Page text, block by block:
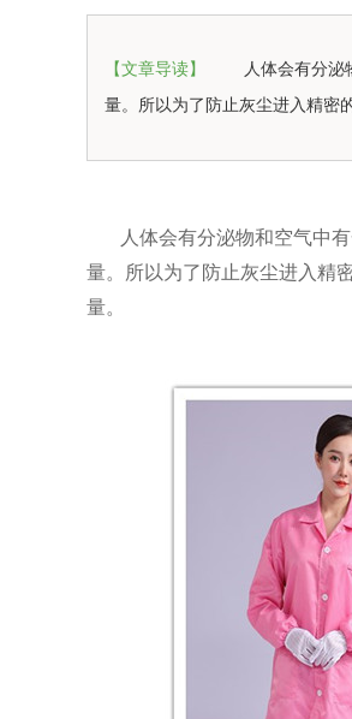
【文章导读】
人体会有分泌
量。所以为了防止灰尘进入精密
人体会有分泌物和空气中
量。所以为了防止灰尘进入精
量。